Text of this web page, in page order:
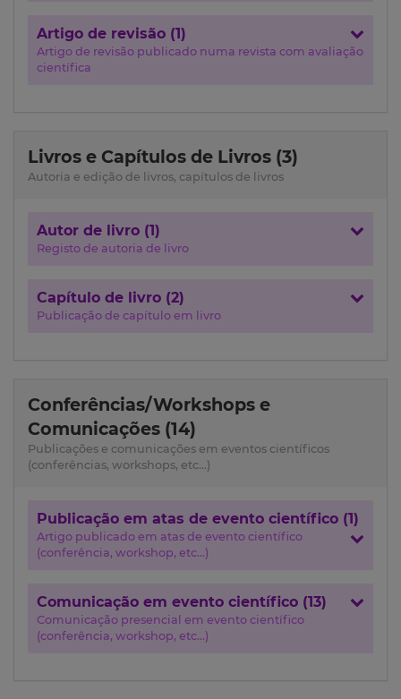
Artigo de revisão (1)
Artigo de revisão publicado numa revista com avaliação
científica
Livros e Capítulos de Livros (3)
Autoria e edição de livros, capítulos de livros
Autor de livro (1)
Registo de autoria de livro
Capítulo de livro (2)
Publicação de capítulo em livro
Conferências/Workshops e
Comunicações (14)
Publicações e comunicações em eventos científicos
(conferências, workshops, etc...)
Publicação em atas de evento científico (1)
Artigo publicado em atas de evento científico
(conferência, workshop, etc...)
Comunicação em evento científico (13)
Comunicação presencial em evento científico
(conferência, workshop, etc...)